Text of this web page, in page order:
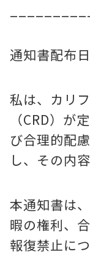
通知書配布
私は、カリ
（CRD）が
び合理的配
し、その内
本通知書は
暇の権利、
報復禁止に